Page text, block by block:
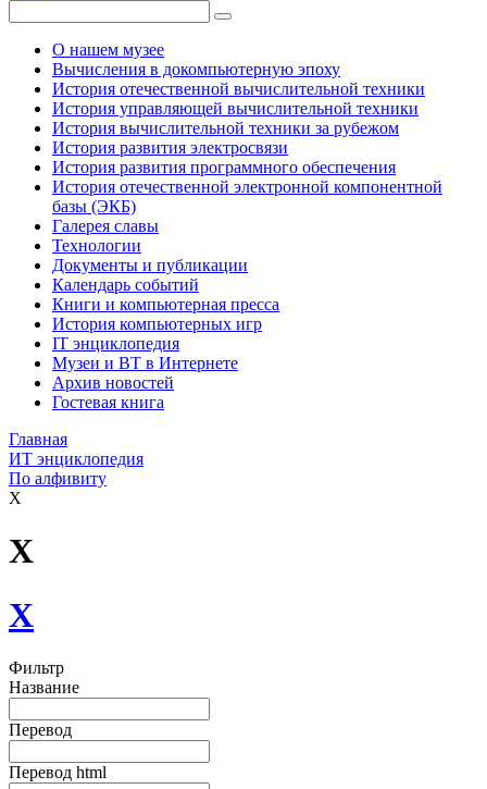
О нашем музее
Вычисления в докомпьютерную эпоху
История отечественной вычислительной техники
История управляющей вычислительной техники
История вычислительной техники за рубежом
История развития электросвязи
История развития программного обеспечения
История отечественной электронной компонентной
базы (ЭКБ)
Галерея славы
Технологии
Документы и публикации
Календарь событий
Книги и компьютерная пресса
История компьютерных игр
IT энциклопедия
Музеи и ВТ в Интернете
Архив новостей
Гостевая книга
Главная
ИТ энциклопедия
По алфивиту
X
X
X
Фильтр
Название
Перевод
Перевод html